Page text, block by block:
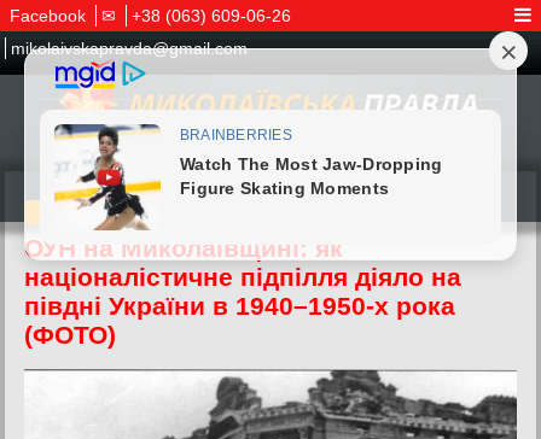
Facebook ✉
+38 (063) 609-06-26
mikolaivskapravda@gmail.com
11.02.2026
ОУН на Миколаївщині: як
націоналістичне підпілля діяло на
півдні України в 1940–1950-х рока
(ФОТО)